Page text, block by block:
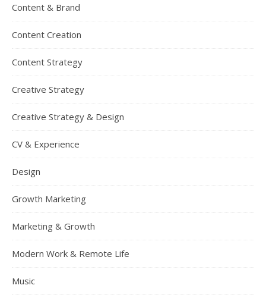
Content & Brand
Content Creation
Content Strategy
Creative Strategy
Creative Strategy & Design
CV & Experience
Design
Growth Marketing
Marketing & Growth
Modern Work & Remote Life
Music